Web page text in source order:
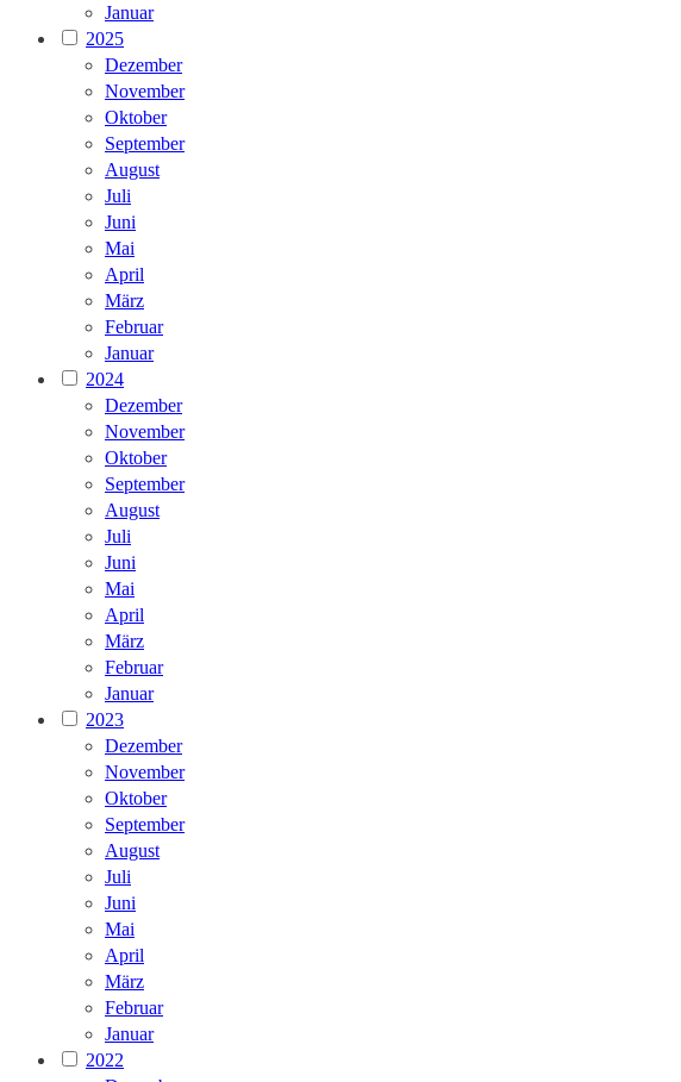
Januar
2025
Dezember
November
Oktober
September
August
Juli
Juni
Mai
April
März
Februar
Januar
2024
Dezember
November
Oktober
September
August
Juli
Juni
Mai
April
März
Februar
Januar
2023
Dezember
November
Oktober
September
August
Juli
Juni
Mai
April
März
Februar
Januar
2022